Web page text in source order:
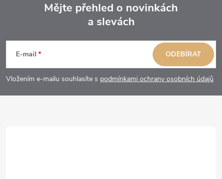
p
Mějte přehled o novinkách
a slevách
E-mail
Vložením e-mailu souhlasíte s podmínkami ochrany osobních údajů
ODEBÍRAT